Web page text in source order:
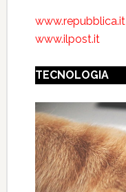
www.repubblica.it
www.ilpost.it
TECNOLOGIA